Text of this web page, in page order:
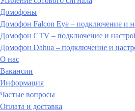
Домофоны
Домофон Falcon Eye – подключение и
Домофон CTV – подключение и
Домофон Dahua – подключение и
О нас
Вакансии
Информация
Частые вопросы
Оплата и доставка